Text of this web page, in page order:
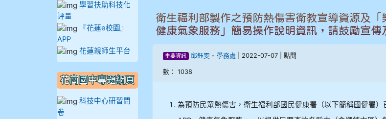
909林玉楓
909林朝智
910謝尚橙
910溫婕伶
衛生福利部製作之預防熱傷害衛教宣導資源及「
健康氣象服務」簡易操作說明資訊，請鼓勵宣傳
重要資訊 邱鈺雯 - 學務處 | 2022-07-07 | 點閱
數： 1038
為預防民眾熱傷害，衛生福利部國民健康署（以下簡稱國健署）
學習扶助科技化
評量
『花蓮e校園』
APP
花蓮親師生平台
花崗國中專題網頁
科技中心研習問
卷